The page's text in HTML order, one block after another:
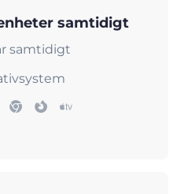
samtidigt
samtidigt